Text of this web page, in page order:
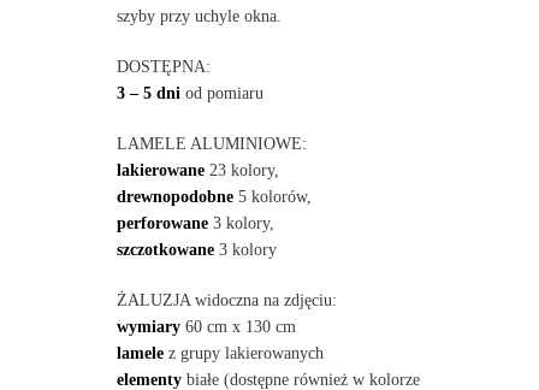
szyby przy uchyle okna.
DOSTĘPNA:
3 – 5 dni od pomiaru
LAMELE ALUMINIOWE:
lakierowane23 kolory,
drewnopodobne5 kolorów,
perforowane3 kolory,
szczotkowane3 kolory
ŻALUZJA widoczna na zdjęciu:
wymiary60 cm x 130 cm
lamelez grupy lakierowanych
elementybiałe (dostępne również w kolorze